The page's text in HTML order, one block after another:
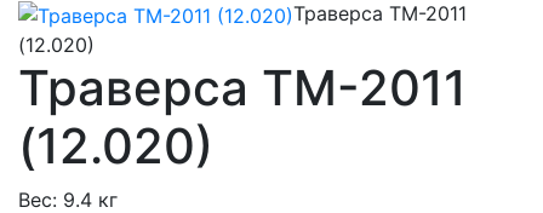
Траверса ТМ-2011
(12.020)
Траверса ТМ-2011
(12.020)
Вес: 9.4 кг